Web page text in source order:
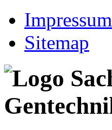
Impressum
Sitemap